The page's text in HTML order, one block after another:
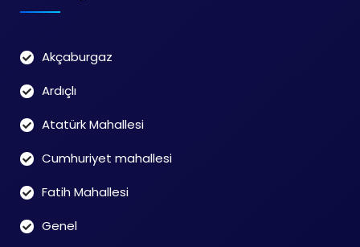
Akçaburgaz
Ardıçlı
Atatürk Mahallesi
Cumhuriyet mahallesi
Fatih Mahallesi
Genel